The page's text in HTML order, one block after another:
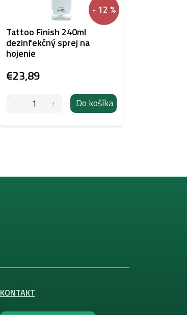
- 12 %
Tattoo Finish 240ml
dezinfekčný sprej na
hojenie
€23,89
Do košíka
KONTAKT